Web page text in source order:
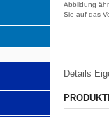
Abbildung
Sie auf das
Details